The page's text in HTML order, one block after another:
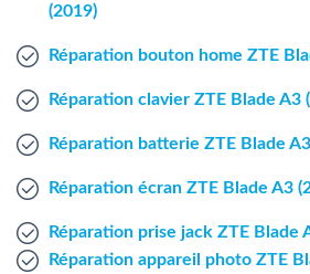
(2019)
Réparation bouton home ZTE
Réparation clavier ZTE Blade A3
Réparation batterie ZTE Blade
Réparation écran ZTE Blade A3
Réparation prise jack ZTE Blade
Réparation appareil photo ZTE